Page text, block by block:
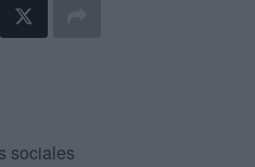
sociales